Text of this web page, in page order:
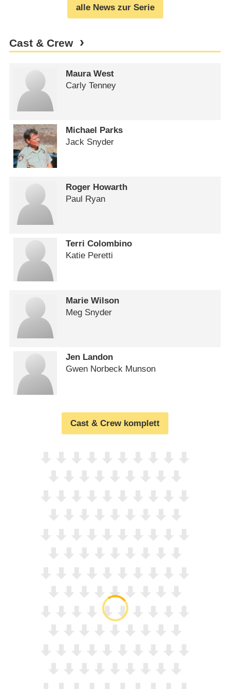
alle News zur Serie
Cast & Crew
Maura West
Carly Tenney
Michael Parks
Jack Snyder
Roger Howarth
Paul Ryan
Terri Colombino
Katie Peretti
Marie Wilson
Meg Snyder
Jen Landon
Gwen Norbeck Munson
Cast & Crew komplett